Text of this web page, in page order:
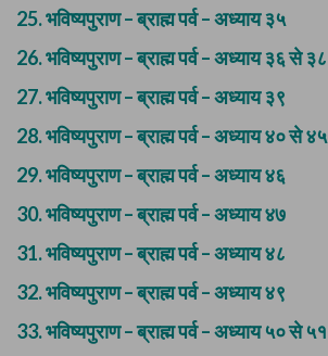
25.भविष्यपुराण – ब्राह्म पर्व – अध्याय ३५
26.भविष्यपुराण – ब्राह्म पर्व – अध्याय ३६ से ३८
27.भविष्यपुराण – ब्राह्म पर्व – अध्याय ३९
28.भविष्यपुराण – ब्राह्म पर्व – अध्याय ४० से ४५
29.भविष्यपुराण – ब्राह्म पर्व – अध्याय ४६
30.भविष्यपुराण – ब्राह्म पर्व – अध्याय ४७
31.भविष्यपुराण – ब्राह्म पर्व – अध्याय ४८
32.भविष्यपुराण – ब्राह्म पर्व – अध्याय ४९
33.भविष्यपुराण – ब्राह्म पर्व – अध्याय ५० से ५१